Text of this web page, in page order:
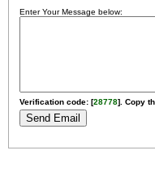
Enter Your Message below:
Verification code: [28778]. Copy